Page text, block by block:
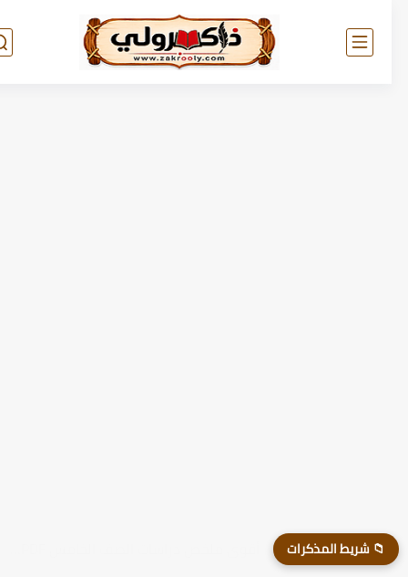
📁 شريط المذكرات